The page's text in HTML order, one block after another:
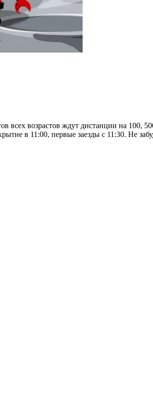
всех возрастов ждут дистанции на 100,
в 11:00, первые заезды с 11:30. Не